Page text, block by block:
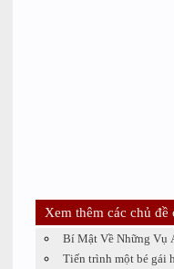
Xem thêm các chủ đề
Bí Mật Về Những Vụ
Tiến trình một bé gái